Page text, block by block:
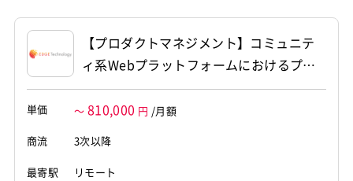
ていただく想定です。 ・3D空間における背景オブジェク
トや景観モデルのデータ制作作業 ・登場キャラクタ...
【プロダクトマネジメント】コミュニテ
ィ系Webプラットフォームにおけるプロ
ダクトマネジメント
単価 ～ 810,000 円 /月額
商流
3次以降
最寄駅 リモート